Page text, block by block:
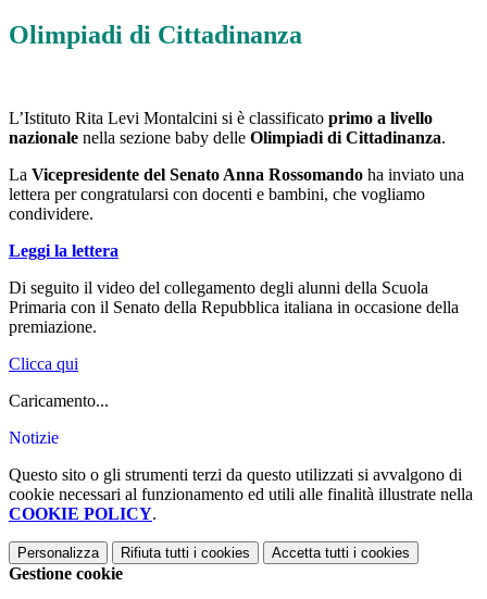
Olimpiadi di Cittadinanza
L’Istituto Rita Levi Montalcini si è classificato primo a livello
nazionale nella sezione baby delle Olimpiadi di Cittadinanza.
La Vicepresidente del Senato Anna Rossomando ha inviato una
lettera per congratularsi con docenti e bambini, che vogliamo
condividere.
Leggi la lettera
Di seguito il video del collegamento degli alunni della Scuola
Primaria con il Senato della Repubblica italiana in occasione della
premiazione.
Clicca qui
Caricamento...
Notizie
Questo sito o gli strumenti terzi da questo utilizzati si avvalgono di
cookie necessari al funzionamento ed utili alle finalità illustrate nella
COOKIE POLICY.
Personalizza Rifiuta tutti i cookies Accetta tutti i cookies
Gestione cookie